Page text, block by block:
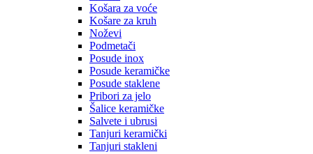
Košara za voće
Košare za kruh
Noževi
Podmetači
Posude inox
Posude keramičke
Posude staklene
Pribori za jelo
Šalice keramičke
Salvete i ubrusi
Tanjuri keramički
Tanjuri stakleni